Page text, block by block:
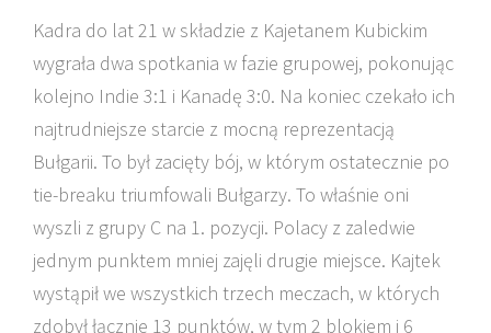
Kadra do lat 21 w składzie z Kajetanem Kubickim
wygrała dwa spotkania w fazie grupowej, pokonując
kolejno Indie 3:1 i Kanadę 3:0. Na koniec czekało ich
najtrudniejsze starcie z mocną reprezentacją
Bułgarii. To był zacięty bój, w którym ostatecznie po
tie-breaku triumfowali Bułgarzy. To właśnie oni
wyszli z grupy C na 1. pozycji. Polacy z zaledwie
jednym punktem mniej zajęli drugie miejsce. Kajtek
wystąpił we wszystkich trzech meczach, w których
zdobył łącznie 13 punktów, w tym 2 blokiem i 6